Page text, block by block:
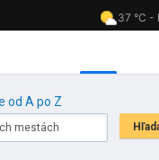
od A po Z